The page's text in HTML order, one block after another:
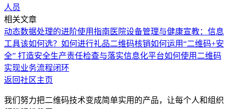
人员
相关文章
动态数据处理的进阶使用指南 医院设备管理与健康宣教：信息
工具该如何选？ 如何进行礼品二维码核销如何运用“二维码+安
全” 打造安全生产责任检查与落实信息化平台如何使用二维码
实现业务流程闭环
返回社区主页
我们努力把二维码技术变成简单实用的产品，让每个人和组织